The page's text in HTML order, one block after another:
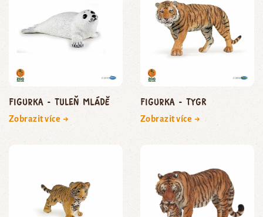
Figurka - tuleň mládě
Zobrazit více →
Figurka - tygr
Zobrazit více →